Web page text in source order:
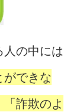
人の中には
ができな
詐欺のよ